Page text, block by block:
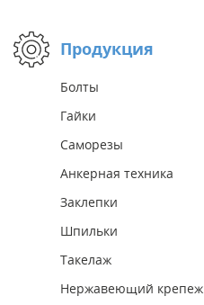
Продукция
Болты
Гайки
Саморезы
Анкерная техника
Заклепки
Шпильки
Такелаж
Нержавеющий крепеж